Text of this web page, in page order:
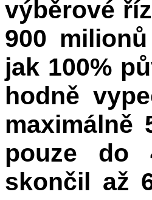
výběrové
900
jak 100%
hodně
maximálně
pouze do
skončil až